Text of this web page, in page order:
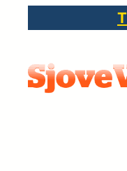
indhold